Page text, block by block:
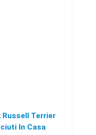
Russell Terrier
In Casa